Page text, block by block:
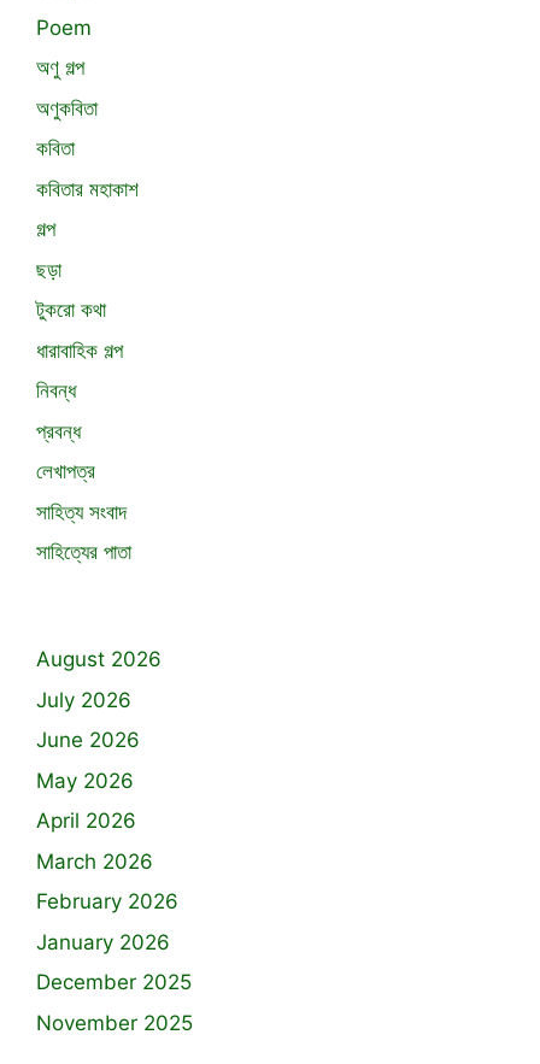
Poem
অণু গল্প
অণুকবিতা
কবিতা
কবিতার মহাকাশ
গল্প
ছড়া
টুকরো কথা
ধারাবাহিক গল্প
নিবন্ধ
প্রবন্ধ
লেখাপত্র
সাহিত্য সংবাদ
সাহিত্যের পাতা
August 2026
July 2026
June 2026
May 2026
April 2026
March 2026
February 2026
January 2026
December 2025
November 2025